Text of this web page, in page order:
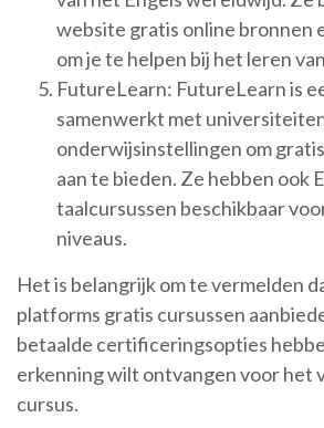
website gratis online bronnen
om je te helpen bij het leren
FutureLearn: FutureLearn is
samenwerkt met
onderwijsinstellingen om
aan te bieden. Ze hebben ook
taalcursussen beschikbaar
niveaus.
Het is belangrijk om te vermelden
platforms gratis cursussen
betaalde certificeringsopties
erkenning wilt ontvangen voor het
cursus.